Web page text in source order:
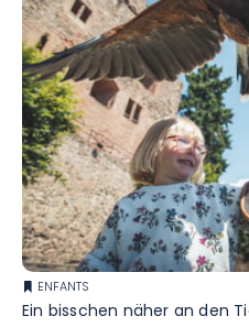
ENFANTS
Ein bisschen näher an den